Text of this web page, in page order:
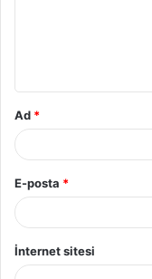
Ad *
E-posta *
İnternet sitesi